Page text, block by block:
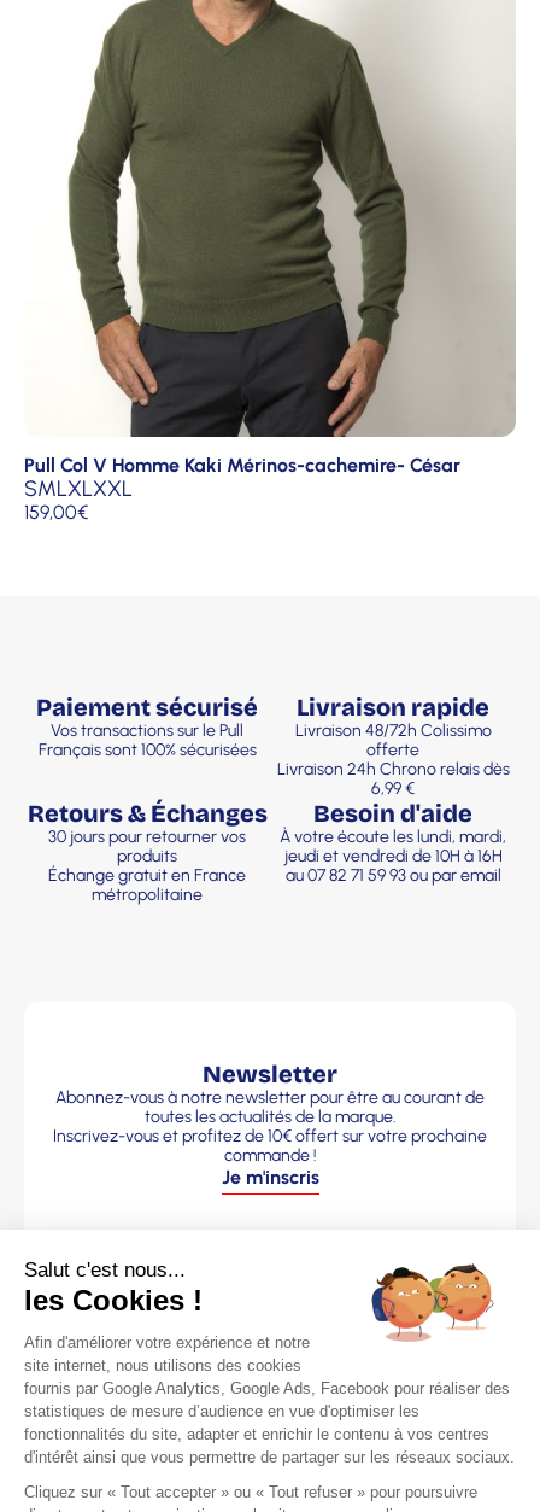
Pull Col V Homme Kaki Mérinos-cachemire- César
SMLXLXXL
159,00€
Paiement sécurisé
Vos transactions sur le Pull
Français sont 100% sécurisées
Livraison rapide
Livraison 48/72h Colissimo
offerte
Livraison 24h Chrono relais dès
6,99 €
Retours & Échanges
30 jours pour retourner vos
produits
Échange gratuit en France
métropolitaine
Besoin d'aide
À votre écoute les lundi, mardi,
jeudi et vendredi de 10H à 16H
au 07 82 71 59 93 ou par email
Newsletter
Abonnez-vous à notre newsletter pour être au courant de
toutes les actualités de la marque.
Inscrivez-vous et profitez de 10€ offert sur votre prochaine
commande !
Je m'inscris
Le Pull Français
Marque de vêtements made
236 Chemin Martin – 42153
Plan du site
La marque
Nos Pulls
Homme
Nos Pulls
Femme
s légales
CGV
Mentions
légales
Contact SAV